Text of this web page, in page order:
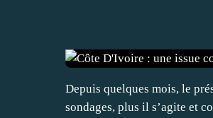
Depuis quelques mois, le
sondages, plus il s’agite et